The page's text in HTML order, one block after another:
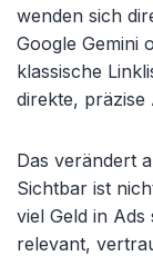
wenden sich
Google Gemini
klassische
direkte, präzise
Das verändert
Sichtbar ist
viel Geld in
relevant,